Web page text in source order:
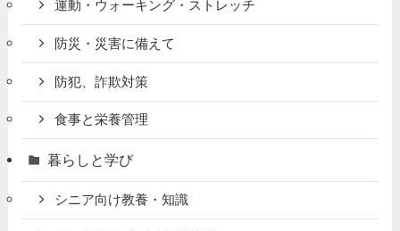
運動・ウォーキング・ストレッチ
防災・災害に備えて
防犯、詐欺対策
食事と栄養管理
暮らしと学び
シニア向け教養・知識